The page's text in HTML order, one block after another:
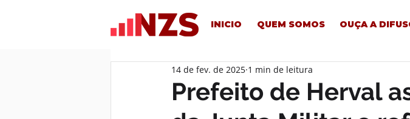
INICIO QUEM SOMOS OUÇA A
Prefeito de Herval
14 de fev. de 2025 1 min de leitura